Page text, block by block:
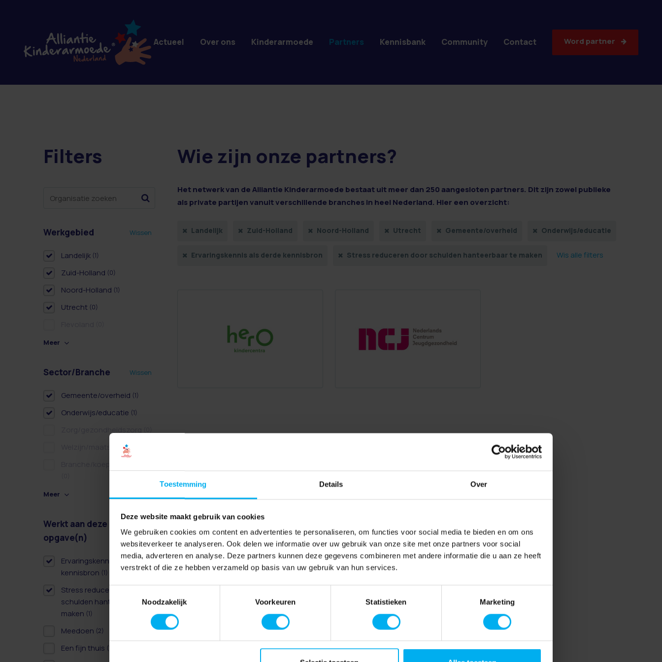
Toestemming Details Over
Deze website maakt gebruik van cookies
We gebruiken cookies om content en advertenties te personaliseren, om functies voor social media te bieden en om ons
websiteverkeer te analyseren. Ook delen we informatie over uw gebruik van onze site met onze partners voor social
media, adverteren en analyse. Deze partners kunnen deze gegevens combineren met andere informatie die u aan ze heeft
verstrekt of die ze hebben verzameld op basis van uw gebruik van hun services.
Noodzakelijk
Voorkeuren Statistieken Marketing
2 resultaten
Filters
Werkgebied Wissen
Landelijk (1)
Zuid-Holland (0)
Noord-Holland (1)
Utrecht (0)
Meer
Sector/Branche Wissen
Gemeente/overheid (1)
Onderwijs/educatie (1)
Welzijn/maatschappelijk
Meer
Werkt aan deze
opgave(n)
Ervaringskennis als derde
kennisbron (1)
Stress reduceren door
schulden hanteerbaar te
maken (1)
Meedoen (2)
Een fijn thuis (1)
Wie zijn onze partners?
Het netwerk van de Alliantie Kinderarmoede bestaat uit meer dan 250 aangesloten partners. Dit zijn zowel publieke
als private partijen vanuit verschillende branches in heel Nederland. Hier een overzicht:
Landelijk Zuid-Holland Noord-Holland Utrecht Gemeente/overheid Onderwijs/educatie
Ervaringskennis als derde kennisbron Stress reduceren door schulden hanteerbaar te maken Wis alle filters
Actueel Over ons Kinderarmoede Partners Kennisbank Community Contact Word partner